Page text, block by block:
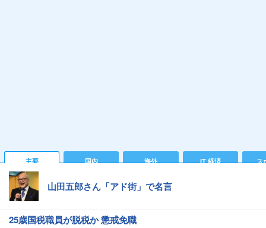
主要 国内 海外 IT 経済 ス
山田五郎さん「アド街」で名言
25歳国税職員が脱税か 懲戒免職